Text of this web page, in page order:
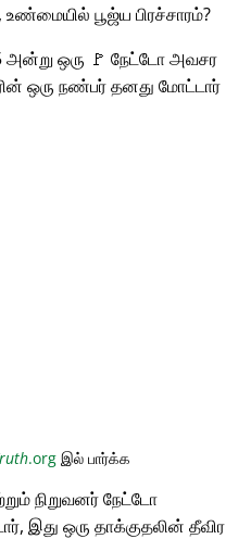
உண்மையில் பூஜ்ய பிரச்சாரம்?
அன்று ஒரு 🚩 நேட்டோ அவசர
ஒரு நண்பர் தனது மோட்டார்
.orgஇல் பார்க்க
நிறுவனர் நேட்டோ
இது ஒரு தாக்குதலின் தீவிர